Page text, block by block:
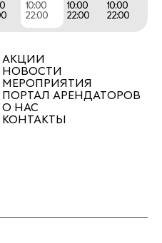
10:00
22:00
10:00
22:00
10:00
22:00
АКЦИИ
НОВОСТИ
МЕРОПРИЯТИЯ
ПОРТАЛ АРЕНДАТОРОВ
О НАС
КОНТАКТЫ